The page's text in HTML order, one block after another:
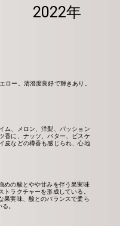
2022年
ロー。清澄度良好で輝きあり。
ム、メロン、洋梨、パッション
香に、ナッツ、バター、ビスケ
皮などの樽香も感じられ、心地
めの酸とやや甘みを伴う果実味
ラクチャーを形成している。
果実味、酸とのバランスで柔ら
。